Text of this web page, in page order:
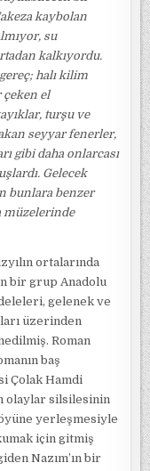
kaybolan
su
kalkıyordu.
halı kilim
çeken el
turşu ve
seyyar fenerler,
gibi daha onlarcası
Gelecek
bunlara benzer
müzelerinde
ortalarında
bir grup Anadolu
gelenek ve
üzerinden
Roman
baş
Çolak Hamdi
olaylar silsilesinin
yerleşmesiyle
için gitmiş
Nazım’ın bir